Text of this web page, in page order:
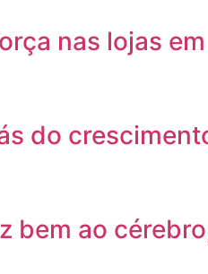
nas lojas
do
bem ao